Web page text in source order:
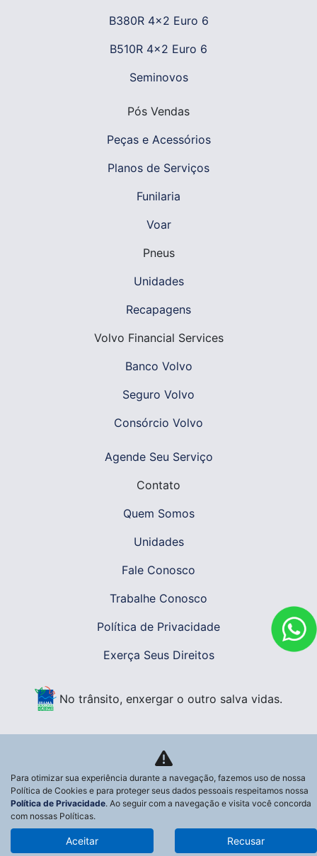
B380R 4x2 Euro 6
B510R 4x2 Euro 6
Seminovos
Pós Vendas
Peças e Acessórios
Planos de Serviços
Funilaria
Voar
Pneus
Unidades
Recapagens
Volvo Financial Services
Banco Volvo
Seguro Volvo
Consórcio Volvo
Agende Seu Serviço
Contato
Quem Somos
Unidades
Fale Conosco
Trabalhe Conosco
Política de Privacidade
Exerça Seus Direitos
No trânsito, enxergar o outro salva vidas.
Desenvolvido pela DEALERSPACE ® Direitos Reservados.
Para otimizar sua experiência durante a navegação, fazemos uso de nossa
Política de Cookies e para proteger seus dados pessoais respeitamos nossa
Política de Privacidade. Ao seguir com a navegação e visita você concorda
com nossas Políticas.
Aceitar Recusar